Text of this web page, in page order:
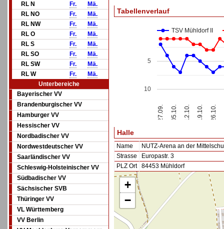
RL N
Fr.
Mä.
RL NO
Fr.
Mä.
RL NW
Fr.
Mä.
RL O
Fr.
Mä.
RL S
Fr.
Mä.
RL SO
Fr.
Mä.
RL SW
Fr.
Mä.
RL W
Fr.
Mä.
Unterbereiche
Bayerischer VV
Brandenburgischer VV
Hamburger VV
Hessischer VV
Nordbadischer VV
Nordwestdeutscher VV
Saarländischer VV
Schleswig-Holsteinischer VV
Südbadischer VV
Sächsischer SVB
Thüringer VV
VL Württemberg
VV Berlin
Tabellenverlauf
TSV Mühldorf II
27.09. 05.10. 12.10. 19.10. 26.10.
5
10
Halle
Name
NUTZ-Arena an der
Strasse
Europastr. 3
PLZ Ort
84453 Mühldorf
+
−